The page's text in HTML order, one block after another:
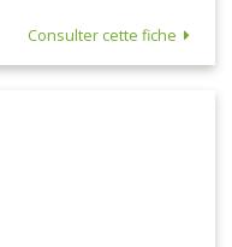
Consulter cette fiche